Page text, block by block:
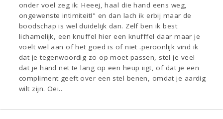
onder voel zeg ik: Heeej, haal die hand eens weg,
ongewenste intimiteit!" en dan lach ik erbij maar de
boodschap is wel duidelijk dan. Zelf ben ik best
lichamelijk, een knuffel hier een knufffel daar maar je
voelt wel aan of het goed is of niet .peroonlijk vind ik
dat je tegenwoordig zo op moet passen, stel je veel
dat je hand net te lang op een heup iigt, of dat je een
compliment geeft over een stel benen, omdat je aardig
wilt zijn. Oei..